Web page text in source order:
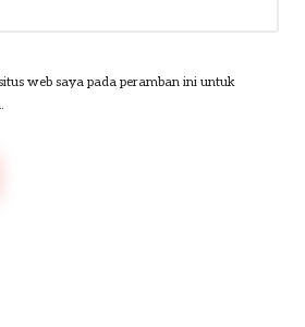
web saya pada peramban ini untuk